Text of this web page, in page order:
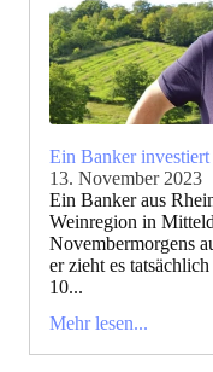
Ein Banker
13. November 2023
Ein Banker aus
Weinregion in
Novembermorgens
er zieht es
10...
Mehr lesen...